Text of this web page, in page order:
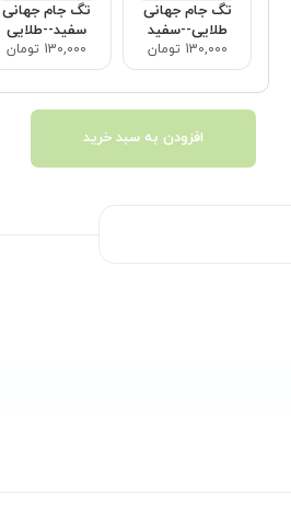
تگ جام جهانی
طلایی--سفید
130,000 تومان
تگ جام جهانی
سفید--طلایی
130,000 تومان
افزودن به سبد خرید